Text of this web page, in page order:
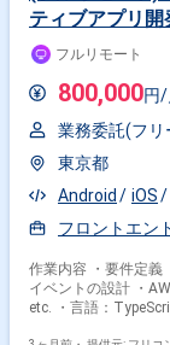
ティブアプリ
フルリモート
800,000円/
業務委託(フリ
東京都
Android
iOS
フロントエン
作業内容 ・要件定義
イベントの設計 ・
etc. ・言語：